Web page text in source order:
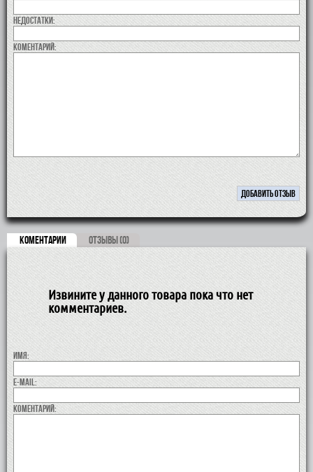
недостатки:
коментарий:
КОМЕНТАРИИ ОТЗЫВЫ (0)
Извините у данного товара пока что нет
комментариев.
Имя:
E-MAIL:
коментарий: